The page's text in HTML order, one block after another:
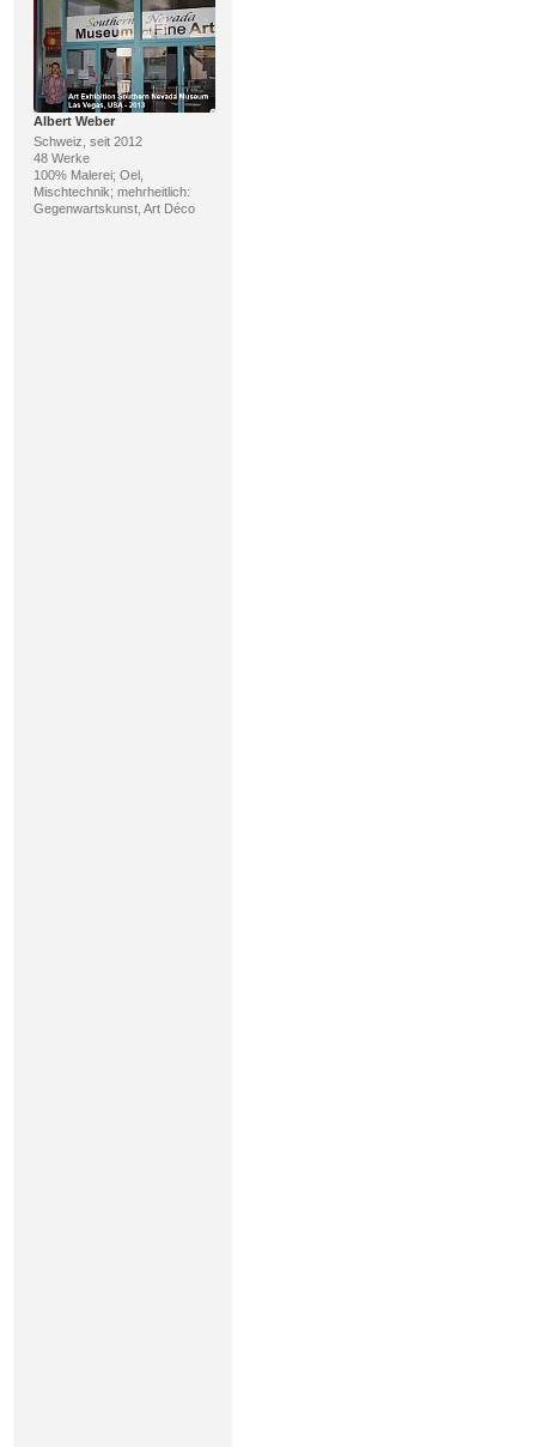
Albert Weber
Schweiz, seit 2012
48 Werke
100% Malerei; Oel,
Mischtechnik; mehrheitlich:
Gegenwartskunst, Art Déco